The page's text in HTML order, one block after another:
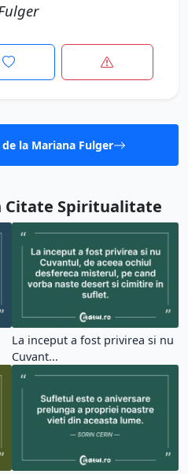
la Mariana Fulger
Citate Spiritualitate
La inceput a fost privirea si nu
Cuvant...